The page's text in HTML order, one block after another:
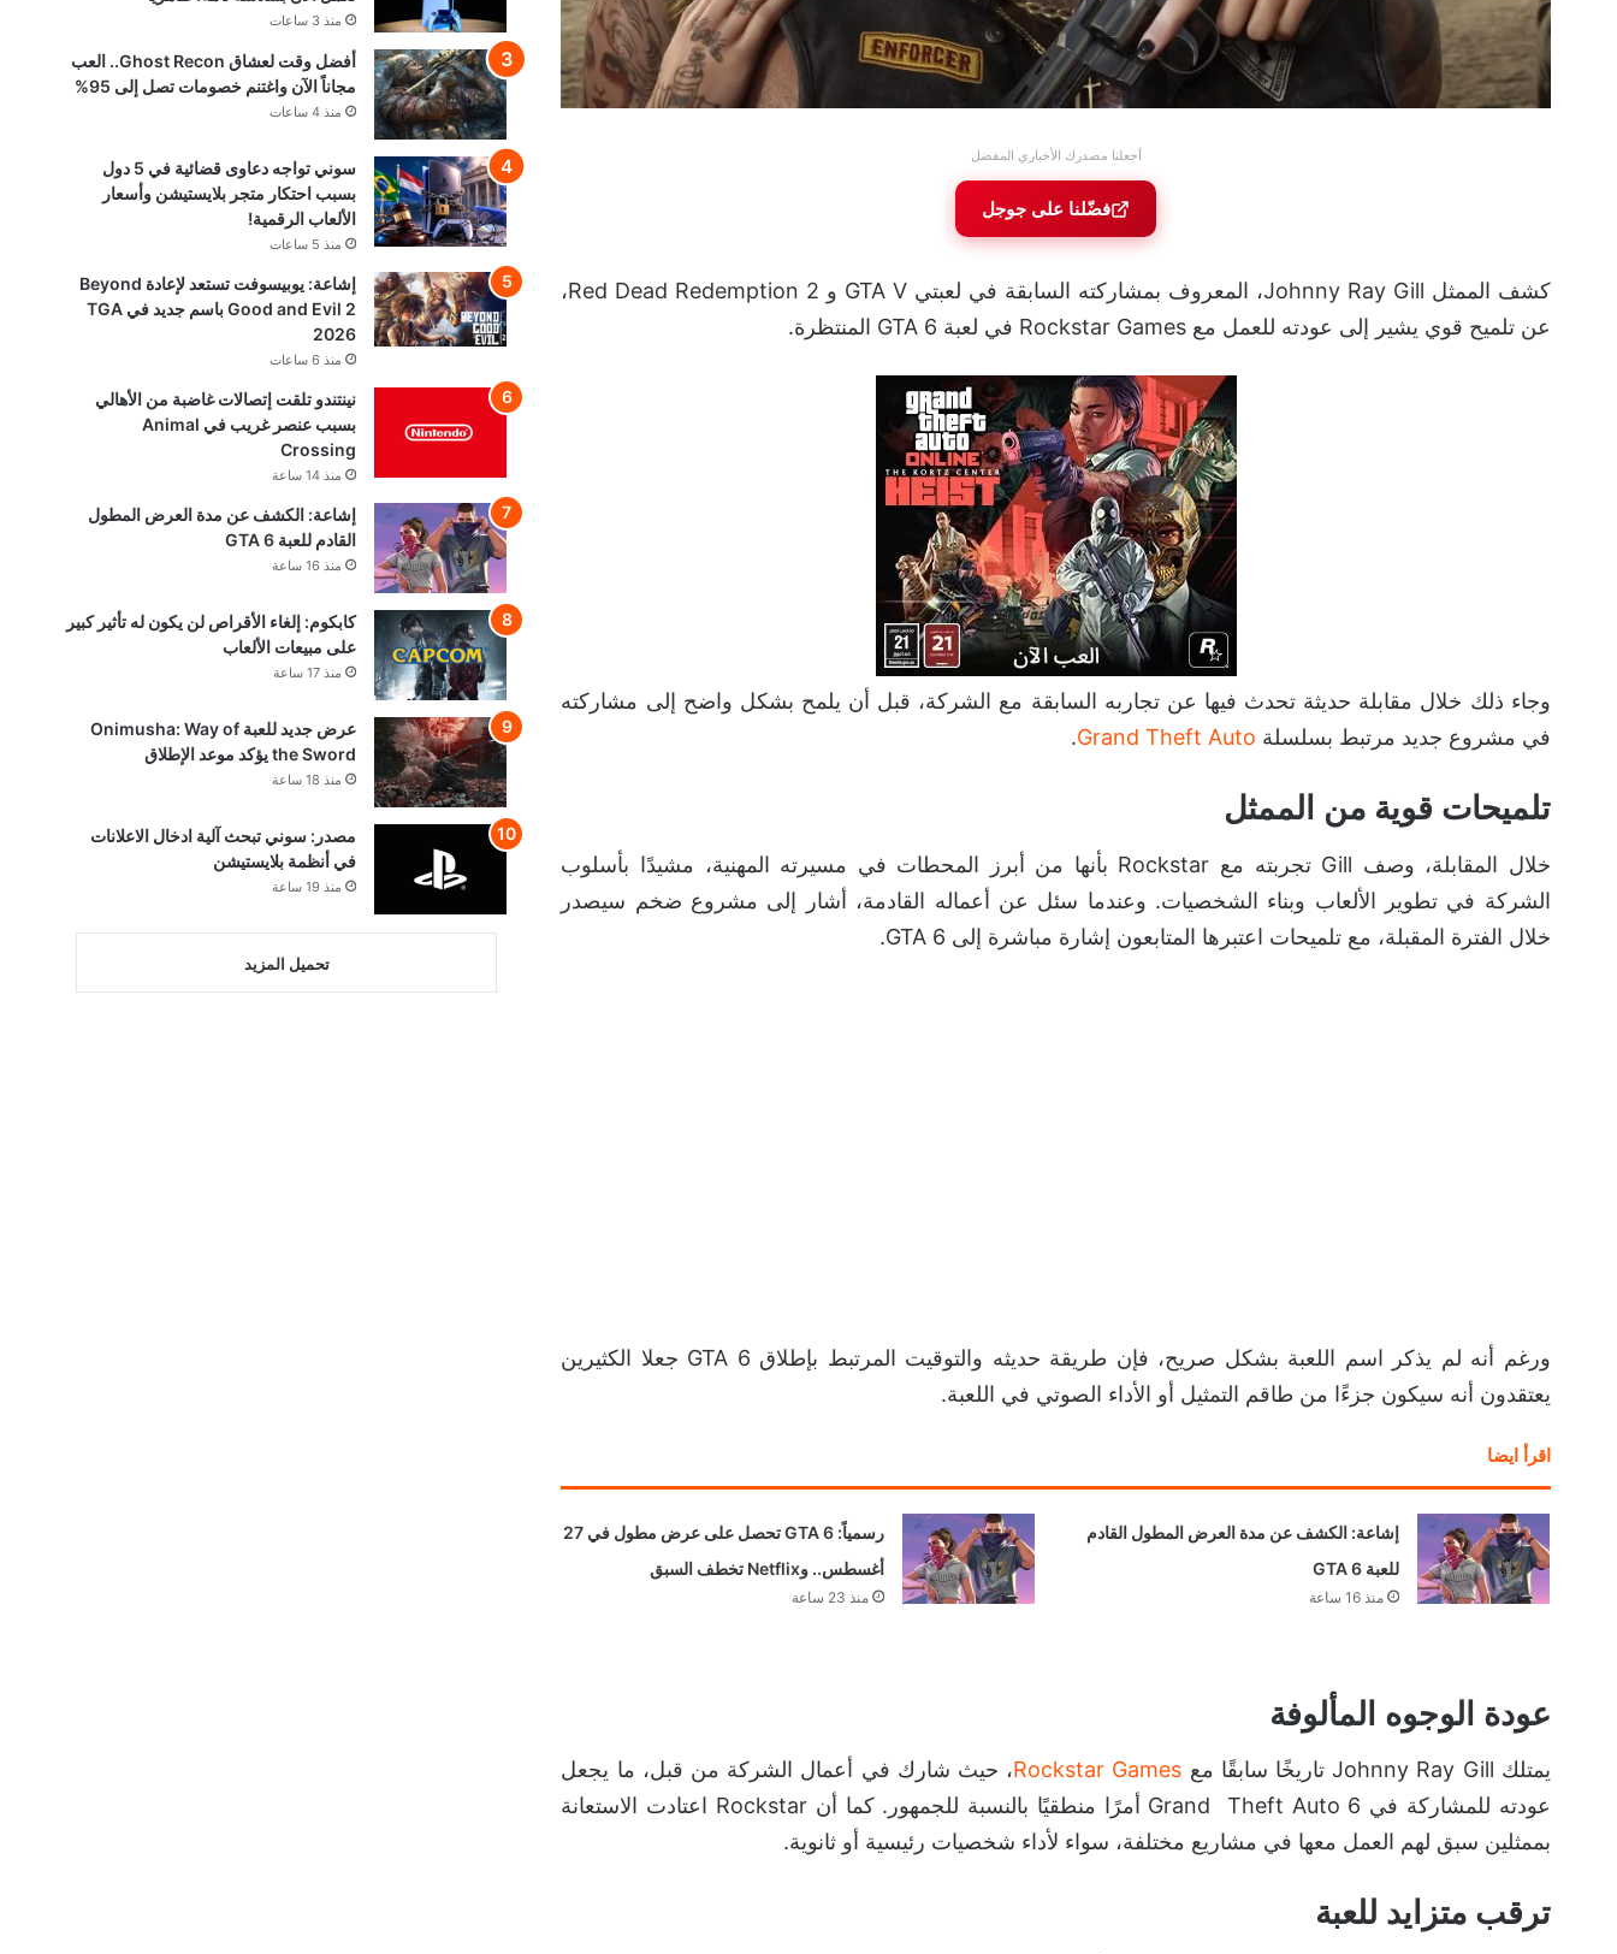
أجعلنا مصدرك الأخباري المفضل
فضّلنا على جوجل
كشف الممثل Johnny Ray Gill، المعروف بمشاركته السابقة في لعبتي GTA V و Red Dead Redemption 2،
عن تلميح قوي يشير إلى عودته للعمل مع Rockstar Games في لعبة GTA 6 المنتظرة.
وجاء ذلك خلال مقابلة حديثة تحدث فيها عن تجاربه السابقة مع الشركة، قبل أن يلمح بشكل واضح إلى مشاركته
في مشروع جديد مرتبط بسلسلة Grand Theft Auto
.
تلميحات قوية من الممثل
خلال المقابلة، وصف Gill تجربته مع Rockstar بأنها من أبرز المحطات في مسيرته المهنية، مشيدًا بأسلوب
الشركة في تطوير الألعاب وبناء الشخصيات. وعندما سئل عن أعماله القادمة، أشار إلى مشروع ضخم سيصدر
خلال الفترة المقبلة، مع تلميحات اعتبرها المتابعون إشارة مباشرة إلى GTA 6.
ورغم أنه لم يذكر اسم اللعبة بشكل صريح، فإن طريقة حديثه والتوقيت المرتبط بإطلاق GTA 6 جعلا الكثيرين
يعتقدون أنه سيكون جزءًا من طاقم التمثيل أو الأداء الصوتي في اللعبة.
اقرأ ايضا
إشاعة: الكشف عن مدة العرض المطول القادم
للعبة GTA 6
منذ 16 ساعة
رسمياً: GTA 6 تحصل على عرض مطول في 27
أغسطس.. وNetflix تخطف السبق
منذ 23 ساعة
عودة الوجوه المألوفة
يمتلك Johnny Ray Gill تاريخًا سابقًا مع Rockstar Games، حيث شارك في أعمال الشركة من قبل، ما يجعل
عودته للمشاركة في Grand Theft Auto 6 أمرًا منطقيًا بالنسبة للجمهور. كما أن Rockstar اعتادت الاستعانة
بممثلين سبق لهم العمل معها في مشاريع مختلفة، سواء لأداء شخصيات رئيسية أو ثانوية.
ترقب متزايد للعبة
منذ 3 ساعات
أفضل وقت لعشاق Ghost Recon.. العب
مجاناً الآن واغتنم خصومات تصل إلى 95%
منذ 4 ساعات
سوني تواجه دعاوى قضائية في 5 دول
بسبب احتكار متجر بلايستيشن وأسعار
الألعاب الرقمية!
منذ 5 ساعات
إشاعة: يوبيسوفت تستعد لإعادة Beyond
Good and Evil 2 باسم جديد في TGA
2026
منذ 6 ساعات
نينتندو تلقت إتصالات غاضبة من الأهالي
بسبب عنصر غريب في Animal
Crossing
منذ 14 ساعة
إشاعة: الكشف عن مدة العرض المطول
القادم للعبة GTA 6
منذ 16 ساعة
كابكوم: إلغاء الأقراص لن يكون له تأثير كبير
على مبيعات الألعاب
منذ 17 ساعة
عرض جديد للعبة Onimusha: Way of
the Sword يؤكد موعد الإطلاق
منذ 18 ساعة
مصدر: سوني تبحث آلية ادخال الاعلانات
في أنظمة بلايستيشن
منذ 19 ساعة
تحميل المزيد